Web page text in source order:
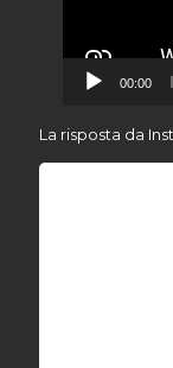
00:00
La risposta da